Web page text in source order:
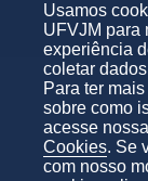
Usamos
UFVJM para
experiência
coletar
Para ter
sobre como
acesse nossa
Cookies. Se
com nosso